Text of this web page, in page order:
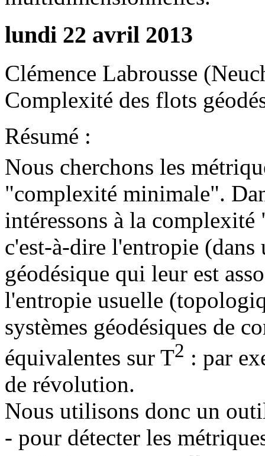
lundi 22 avril 2013
Clémence Labrousse
Complexité des flots
Résumé :
Nous cherchons les
"complexité minimale".
intéressons à la
c'est-à-dire l'entropie
géodésique qui leur est
l'entropie usuelle
systèmes géodésiques de
équivalentes sur T2 : par
de révolution.
Nous utilisons donc un
- pour détecter les